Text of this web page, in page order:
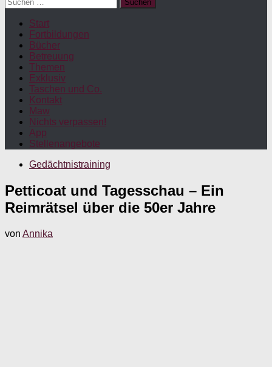
nach:
Start
Fortbildungen
Bücher
Betreuung
Themen
Exklusiv
Taschen und Co.
Kontakt
Maw
Nichts verpassen!
App
Stellenangebote
Gedächtnistraining
Petticoat und Tagesschau – Ein
Reimrätsel über die 50er Jahre
von Annika